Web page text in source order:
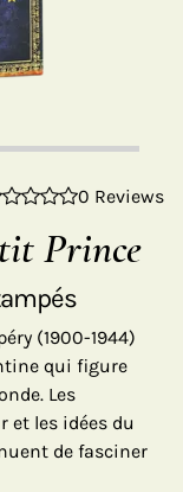
0 Reviews
Prince
(1900-1944)
qui figure
Les
et les idées du
de fasciner